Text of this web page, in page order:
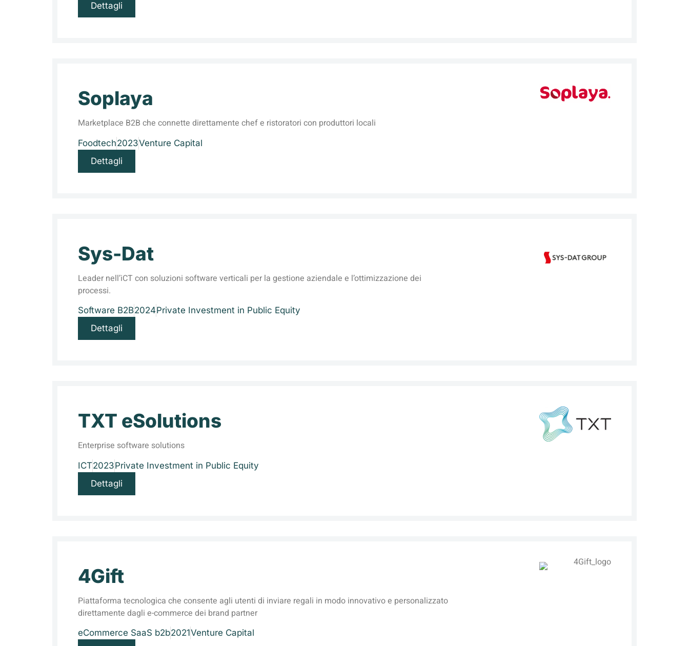
Dettagli
Soplaya
Marketplace B2B che connette direttamente chef e ristoratori con produttori locali
Foodtech2023Venture Capital
Dettagli
Sys-Dat
Leader nell’iCT con soluzioni software verticali per la gestione aziendale e l’ottimizzazione dei
processi.
Software B2B2024Private Investment in Public Equity
Dettagli
TXT eSolutions
Enterprise software solutions
ICT2023Private Investment in Public Equity
Dettagli
4Gift
Piattaforma tecnologica che consente agli utenti di inviare regali in modo innovativo e personalizzato
direttamente dagli e-commerce dei brand partner
eCommerce SaaS b2b2021Venture Capital